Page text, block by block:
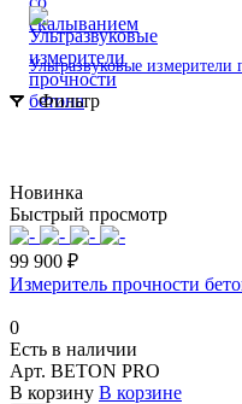
Ультразвуковые измерители
Фильтр
Новинка
Быстрый просмотр
99 900 ₽
Измеритель прочности
0
Есть в наличии
Арт. BETON PRO
В корзину В корзине